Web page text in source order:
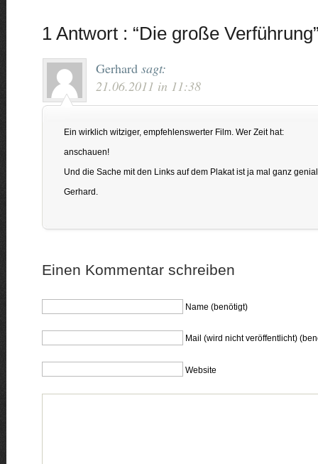
1 Antwort : “Die große
Gerhard sagt:
21.06.2011 in 11:38
Ein wirklich witziger, empfehlenswerter Film. Wer Zeit hat:
anschauen!
Und die Sache mit den Links auf dem Plakat ist ja mal ganz
Gerhard.
Einen Kommentar schreiben
Name (benötigt)
Mail (wird nicht veröffentlicht)
Website